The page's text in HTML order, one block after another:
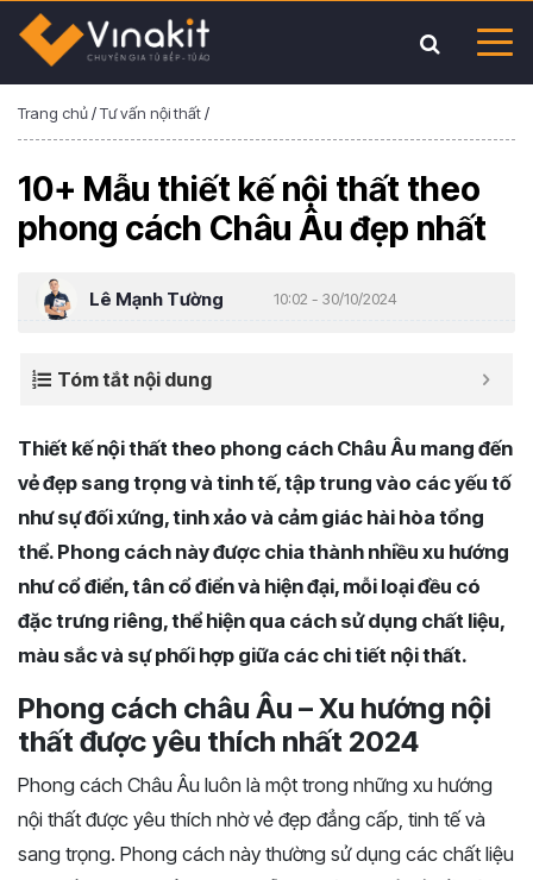
Trang chủ/Tư vấn nội thất/
10+ Mẫu thiết kế nội thất theo
phong cách Châu Âu đẹp nhất
Lê Mạnh Tường 10:02 - 30/10/2024
Tóm tắt nội dung
Thiết kế nội thất theo phong cách Châu Âu mang đến
vẻ đẹp sang trọng và tinh tế, tập trung vào các yếu tố
như sự đối xứng, tinh xảo và cảm giác hài hòa tổng
thể. Phong cách này được chia thành nhiều xu hướng
như cổ điển, tân cổ điển và hiện đại, mỗi loại đều có
đặc trưng riêng, thể hiện qua cách sử dụng chất liệu,
màu sắc và sự phối hợp giữa các chi tiết nội thất.
Phong cách châu Âu – Xu hướng nội
thất được yêu thích nhất 2024
Phong cách Châu Âu luôn là một trong những xu hướng
nội thất được yêu thích nhờ vẻ đẹp đẳng cấp, tinh tế và
sang trọng. Phong cách này thường sử dụng các chất liệu